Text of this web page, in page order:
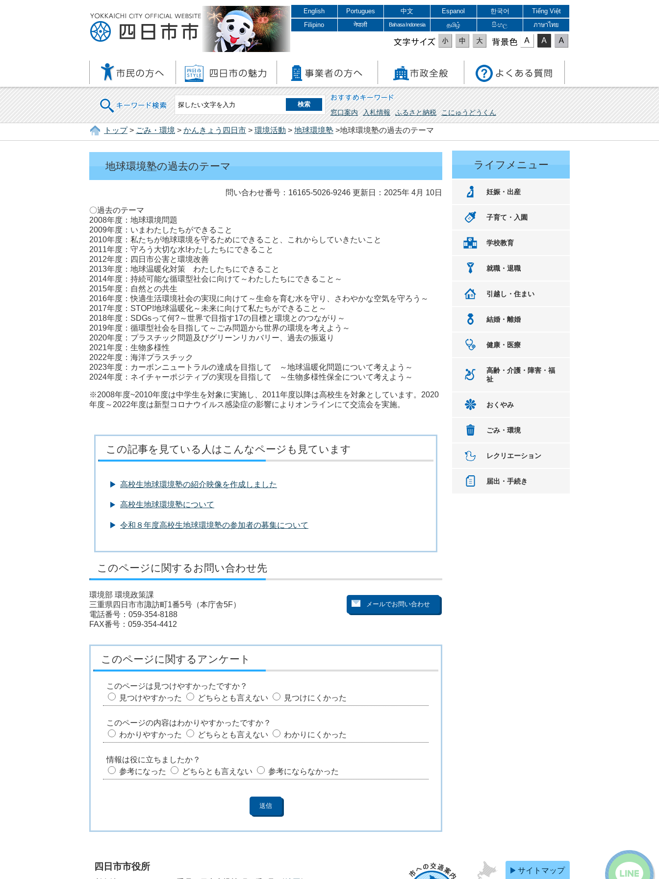
English Portugues 中文 Espanol 한국어
Tiếng Việt
Filipino
नेपाली Bahasa Indonesia தமிழ் සිංහල ภาษาไทย
文字サイズ 表示色
キーワード検索 おすすめキーワード
窓口案内 入札情報 ふるさと納税 こにゅうどうくん
トップ> ごみ・環境 > かんきょう四日市 > 環境活動 > 地球環境塾 >地球環境塾の過去のテーマ
地球環境塾の過去のテーマ
問い合わせ番号：16165-5026-9246 更新日：2025年 4月 10日
〇過去のテーマ
2008年度：地球環境問題
2009年度：いまわたしたちができること
2010年度：私たちが地球環境を守るためにできること、これからしていきたいこと
2011年度：守ろう大切な水!わたしたちにできること
2012年度：四日市公害と環境改善
2013年度：地球温暖化対策 わたしたちにできること
2014年度：持続可能な循環型社会に向けて～わたしたちにできること～
2015年度：自然との共生
2016年度：快適生活環境社会の実現に向けて～生命を育む水を守り、さわやかな空気を守ろう～
2017年度：STOP!地球温暖化～未来に向けて私たちができること～
2018年度：SDGsって何?～世界で目指す17の目標と環境とのつながり～
2019年度：循環型社会を目指して～ごみ問題から世界の環境を考えよう～
2020年度：プラスチック問題及びグリーンリカバリー、過去の振返り
2021年度：生物多様性
2022年度：海洋プラスチック
2023年度：カーボンニュートラルの達成を目指して ～地球温暖化問題について考えよう～
2024年度：ネイチャーポジティブの実現を目指して ～生物多様性保全について考えよう～
※2008年度~2010年度は中学生を対象に実施し、2011年度以降は高校生を対象としています。2020
年度～2022年度は新型コロナウイルス感染症の影響によりオンラインにて交流会を実施。
この記事を見ている人はこんなページも見ています
高校生地球環境塾の紹介映像を作成しました
高校生地球環境塾について
令和８年度高校生地球環境塾の参加者の募集について
このページに関するお問い合わせ先
環境部 環境政策課
三重県四日市市諏訪町1番5号（本庁舎5F）
電話番号：059-354-8188
FAX番号：059-354-4412
このページに関するアンケート
このページは見つけやすかったですか？
見つけやすかった
どちらとも言えない 見つけにくかった
このページの内容はわかりやすかったですか？
わかりやすかった
どちらとも言えない わかりにくかった
情報は役に立ちましたか？
参考になった
どちらとも言えない 参考にならなかった
ライフメニュー
妊娠・出産
子育て・入園
学校教育
就職・退職
引越し・住まい
結婚・離婚
健康・医療
高齢・介護・障害・福
祉
おくやみ
ごみ・環境
レクリエーション
届出・手続き
四日市市役所 サイトマップ